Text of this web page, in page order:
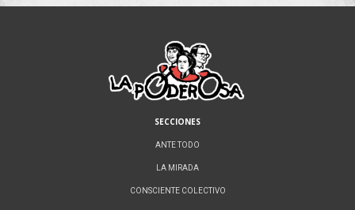
SECCIONES
ANTE TODO
LA MIRADA
CONSCIENTE COLECTIVO